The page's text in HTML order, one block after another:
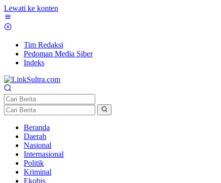
Lewati ke konten
Tim Redaksi
Pedoman Media Siber
Indeks
Beranda
Daerah
Nasional
Internasional
Politik
Kriminal
Ekobis